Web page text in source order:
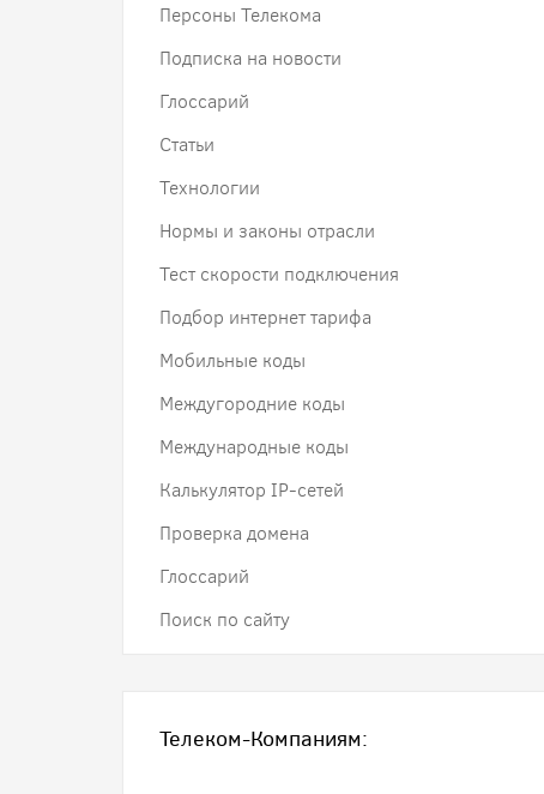
Персоны Телекома
Подписка на новости
Глоссарий
Статьи
Технологии
Нормы и законы отрасли
Тест скорости подключения
Подбор интернет тарифа
Мобильные коды
Междугородние коды
Международные коды
Калькулятор IP-сетей
Проверка домена
Глоссарий
Поиск по сайту
Телеком-Компаниям: